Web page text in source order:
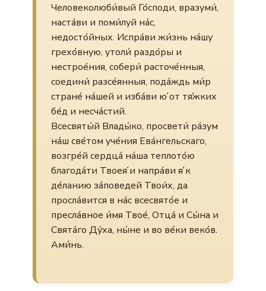
Человеколюби́вый Го́споди, вразуми́,
наста́ви и поми́луй на́с,
недосто́йных. Испра́ви жи́знь на́шу
грехо́вную, утоли́ раздо́ры и
нестрое́ния, собери́ расточе́нныя,
соедини́ разсе́янныя, пода́ждь ми́р
стране́ на́шей и изба́ви ю́ от тя́жких
бе́д и несча́стий.
Всесвяты́й Влады́ко, просвети́ ра́зум
на́ш све́том уче́ния Ева́нгельскаго,
возгре́й сердца́ на́ша теплото́ю
благода́ти Твоея́ и напра́ви я́ к
де́ланию за́поведей Твои́х, да
просла́вится в на́с всесвято́е и
пресла́вное и́мя Твое́, Отца́ и Сы́на и
Свята́го Ду́ха, ны́не и во ве́ки веко́в.
Ами́нь.